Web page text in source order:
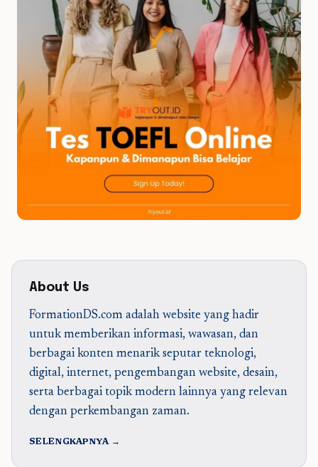
About Us
FormationDS.com adalah website yang hadir
untuk memberikan informasi, wawasan, dan
berbagai konten menarik seputar teknologi,
digital, internet, pengembangan website, desain,
serta berbagai topik modern lainnya yang relevan
dengan perkembangan zaman.
SELENGKAPNYA →